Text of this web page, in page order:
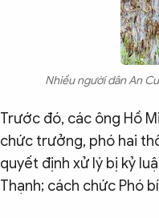
Nhiều người dân An
Trước đó, các ông Hồ
chức trưởng, phó hai
quyết định xử lý bị kỷ
Thạnh; cách chức Phó